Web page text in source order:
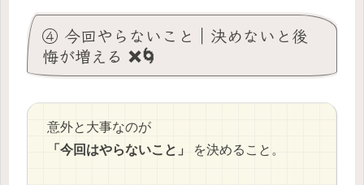
④ 今回やらないこと｜決めないと後
悔が増える ❌🌀
意外と大事なのが
「今回はやらないこと」
を決めること。